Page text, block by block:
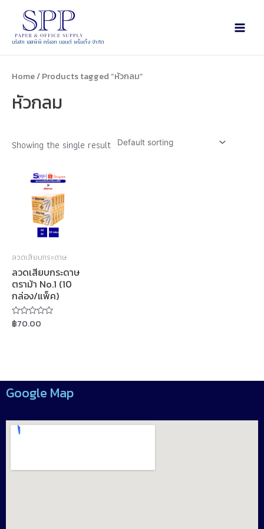
บริษัท เอสพีพี ครีเอท แอนด์ พริ้นติ้ง จำกัด
Home/ Products tagged “หัวกลม”
หัวกลม
Showing the single result
ลวดเสียบกระดาษ
ลวดเสียบกระดาษ
ตราม้า No.1 (10
กล่อง/แพ็ค)
Rated
0
฿70.00
Google Map